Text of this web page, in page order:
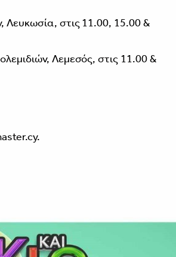
Λευκωσία, στις 11.00, 15.00 &
Λεμεσός, στις 11.00 &